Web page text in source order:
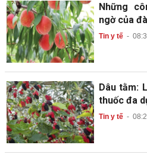
Những
ngờ của
Tin y tế-
Dâu tằm:
thuốc đa
Tin y tế-